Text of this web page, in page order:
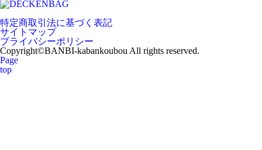
特定商取引法に基づく表記
サイトマップ
プライバシーポリシー
Copyright©︎BANBI-kabankoubou All rights reserved.
Page
top